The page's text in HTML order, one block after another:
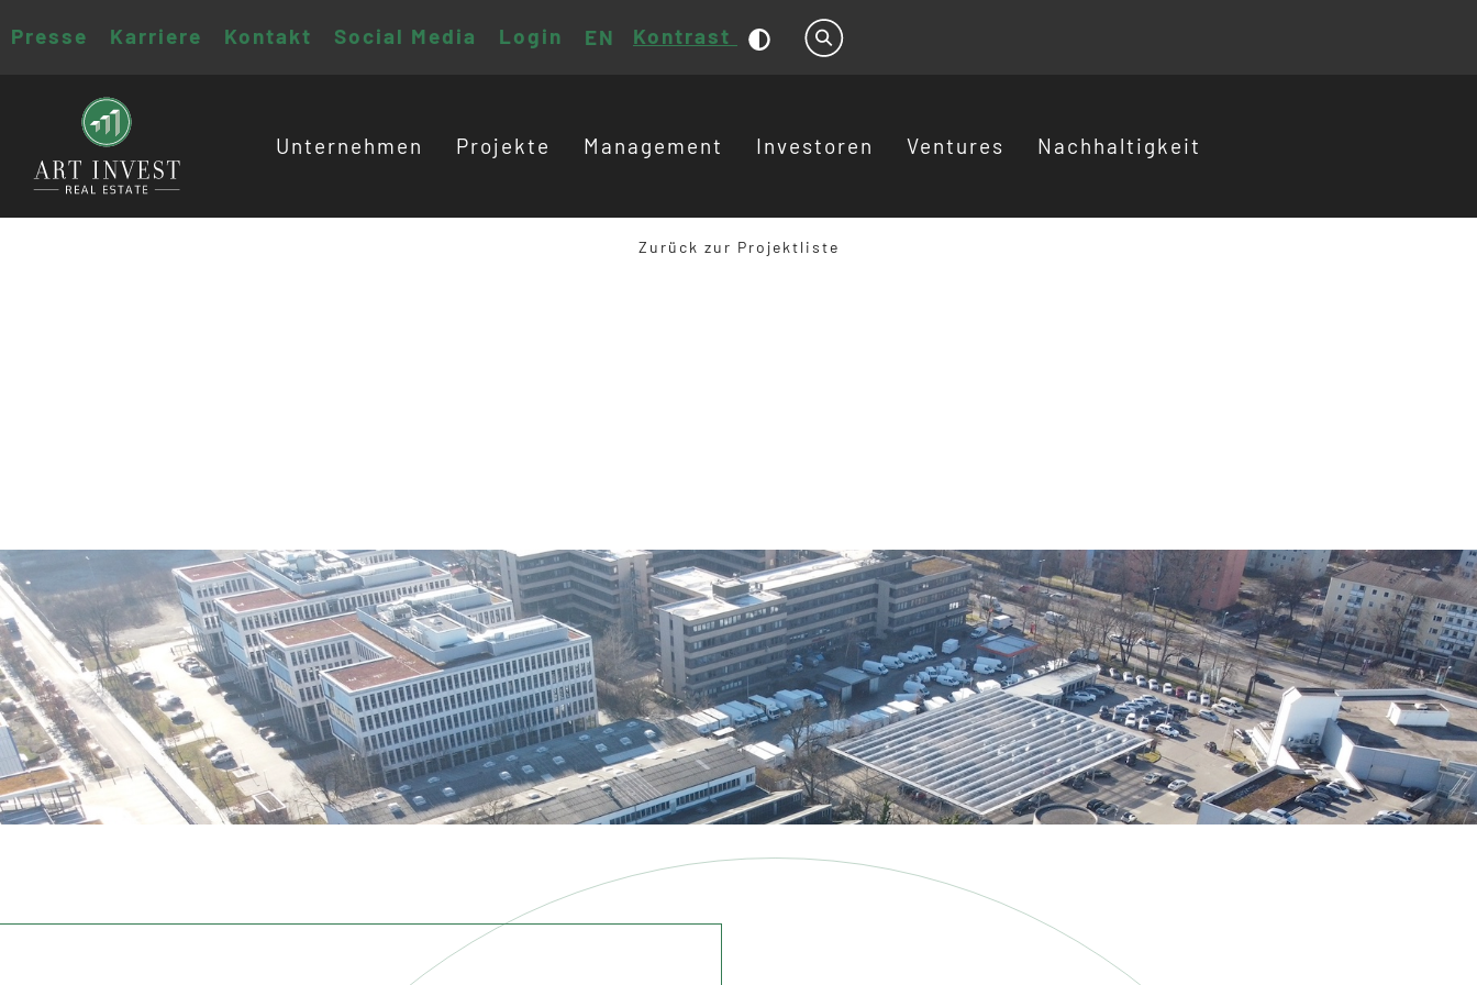
Presse Karriere Kontakt Social Media Login EN Kontrast Suche
Unternehmen Projekte Management Investoren Ventures Nachhaltigkeit
Zurück zur Projektliste